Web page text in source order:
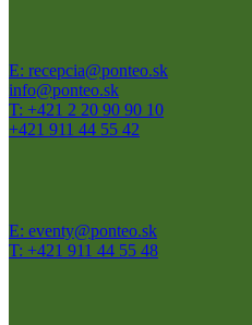
E: recepcia@ponteo.sk
info@ponteo.sk
T: +421 2 20 90 90 10
+421 911 44 55 42
E: eventy@ponteo.sk
T: +421 911 44 55 48